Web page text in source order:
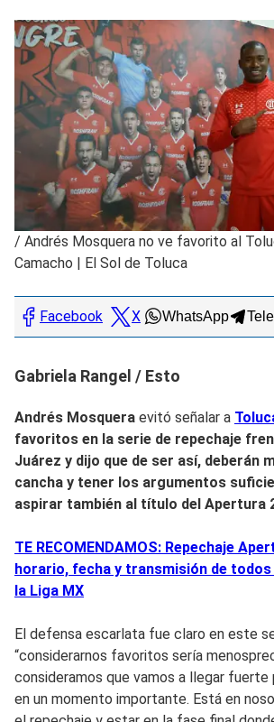
/ Andrés Mosquera no ve favorito al
Camacho | El Sol de Toluca
Facebook X WhatsApp
Gabriela Rangel / Esto
Andrés Mosquera evitó señalar a
favoritos en la serie de repechaje
Juárez y dijo que de ser así, deberán
cancha y tener los argumentos
aspirar también al título del Apertura
TE RECOMENDAMOS: Repechaje
horario, fecha y transmisión de
la Liga MX
El defensa escarlata fue claro en este
“considerarnos favoritos sería
consideramos que vamos a llegar fuerte
en un momento importante. Está en